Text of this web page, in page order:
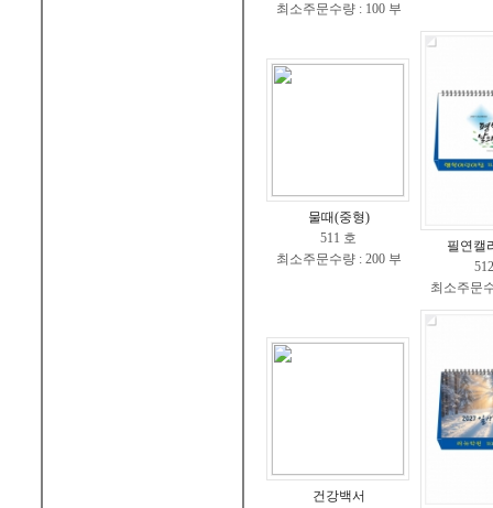
최소주문수량 : 100 부
물때(중형)
511 호
최소주문수량 : 200 부
필연캘
최소주문
건강백서